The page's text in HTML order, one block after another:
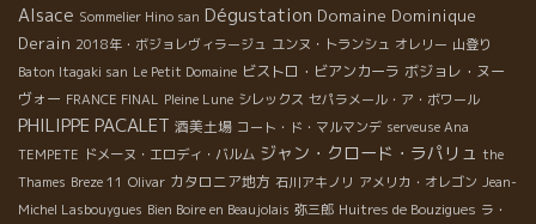
Alsace Sommelier Hino san Dégustation Domaine Dominique
Derain 2018年・ボジョレヴィラージュ ユンヌ・トランシュ オレリー 山登り
Baton Itagaki san Le Petit Domaine ビストロ・ビアンカーラ ボジョレ・ヌー
ヴォー FRANCE FINAL Pleine Lune シレックス セパラメール・ア・ボワール
PHILIPPE PACALET 酒美土場 コート・ド・マルマンデ serveuse Ana
TEMPETE ドメーヌ・エロディ・バルム ジャン・クロード・ラパリュ the
Thames Breze 11 Olivar カタロニア地方 石川アキノリ アメリカ・オレゴン Jean-
Michel Lasbouygues Bien Boire en Beaujolais 弥三郎 Huitres de Bouzigues ラ・